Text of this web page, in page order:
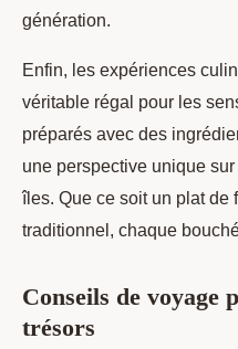
génération.
Enfin, les expériences
véritable régal pour les
préparés avec des
une perspective unique
îles. Que ce soit un plat de
traditionnel, chaque
Conseils de voyage
trésors